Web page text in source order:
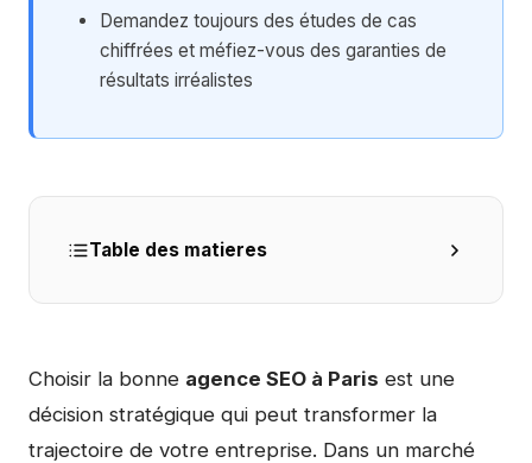
Demandez toujours des études de cas
chiffrées et méfiez-vous des garanties de
résultats irréalistes
Table des matieres
Choisir la bonne agence SEO à Paris est une
décision stratégique qui peut transformer la
trajectoire de votre entreprise. Dans un marché